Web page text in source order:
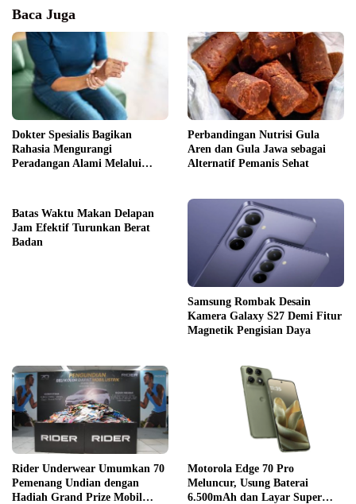
Baca Juga
Dokter Spesialis Bagikan
Rahasia Mengurangi
Peradangan Alami Melalui
Perbandingan Nutrisi Gula
Aren dan Gula Jawa sebagai
Alternatif Pemanis Sehat
Batas Waktu Makan Delapan
Jam Efektif Turunkan Berat
Badan
Samsung Rombak Desain
Kamera Galaxy S27 Demi Fitur
Magnetik Pengisian Daya
Rider Underwear Umumkan 70
Pemenang Undian dengan
Hadiah Grand Prize Mobil
Motorola Edge 70 Pro
Meluncur, Usung Baterai
6.500mAh dan Layar Super